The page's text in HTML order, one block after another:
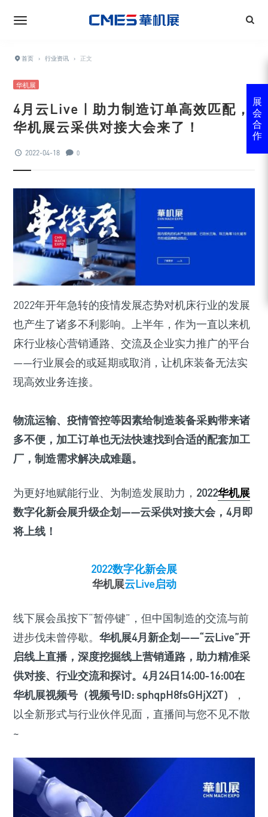
首页 › 行业资讯 › 正文
华机展
4月云Live | 助力制造订单高效匹配，
华机展云采供对接大会来了！
2022-04-18 0
2022年开年急转的疫情发展态势对机床行业的发展
也产生了诸多不利影响。上半年，作为一直以来机
床行业核心营销通路、交流及企业实力推广的平台
——行业展会的或延期或取消，让机床装备无法实
现高效业务连接。
物流运输、疫情管控等因素给制造装备采购带来诸
多不便，加工订单也无法快速找到合适的配套加工
厂，制造需求解决成难题。
为更好地赋能行业、为制造发展助力， 2022华机展
数字化新会展升级企划——云采供对接大会，4月即
将上线！
2022数字化新会展
华机展云Live启动
线下展会虽按下“暂停键”，但中国制造的交流与前
进步伐未曾停歇。 华机展4月新企划——“云Live”开
启线上直播，深度挖掘线上营销通路，助力精准采
供对接、行业交流和探讨。4月24日14:00-16:00在
华机展视频号（视频号ID: sphqpH8fsGHjX2T）
，
以全新形式与行业伙伴见面，直播间与您不见不散
~
展
会
合
作